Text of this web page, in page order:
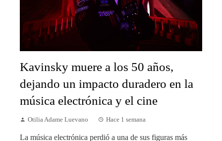
Kavinsky muere a los 50 años,
dejando un impacto duradero en la
música electrónica y el cine
Otilia Adame Luevano Hace 1 semana
La música electrónica perdió a una de sus figuras más